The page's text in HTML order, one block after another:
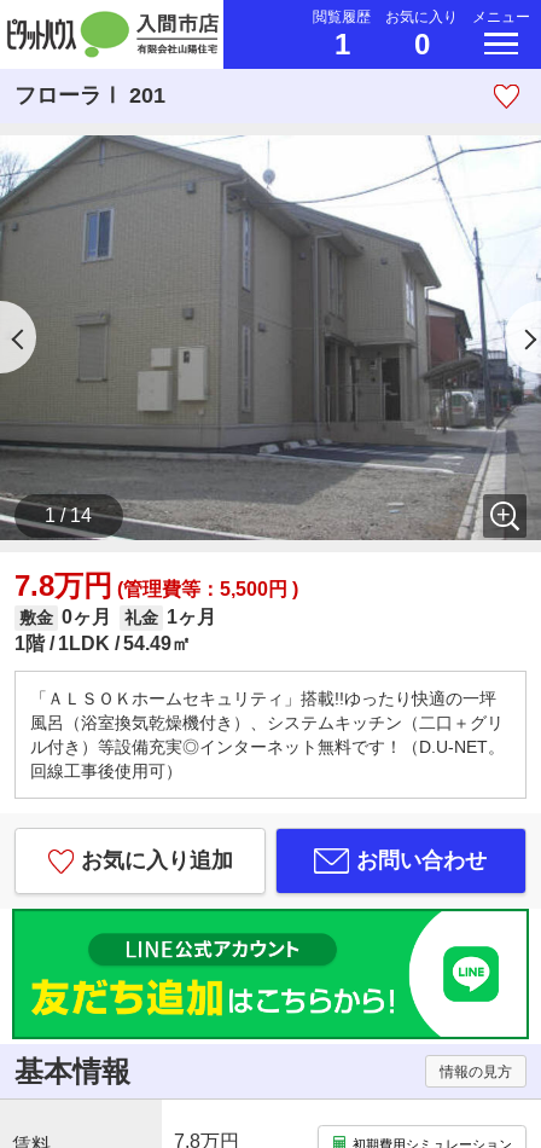
閲覧履歴
1
お気に入り
0
メニュー
フローラⅠ 201
1 / 14
7.8万円 (管理費等：5,500円 )
敷金 0ヶ月 礼金 1ヶ月
1階
1LDK 54.49㎡
「ＡＬＳＯＫホームセキュリティ」搭載!!ゆったり快適の一坪
風呂（浴室換気乾燥機付き）、システムキッチン（二口＋グリ
ル付き）等設備充実◎インターネット無料です！（D.U-NET。
回線工事後使用可）
お気に入り追加 お問い合わせ
基本情報 情報の見方
7.8万円 初期費用シミュレーション